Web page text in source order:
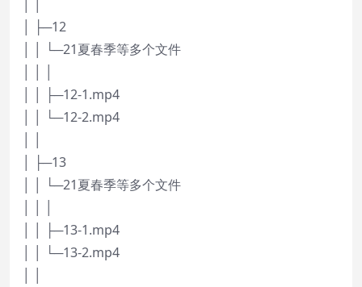
│ ├─12
│ │ └─21夏春季等多个文件
│ │ ├─12-1.mp4
│ │ └─12-2.mp4
│ ├─13
│ │ └─21夏春季等多个文件
│ │ ├─13-1.mp4
│ │ └─13-2.mp4